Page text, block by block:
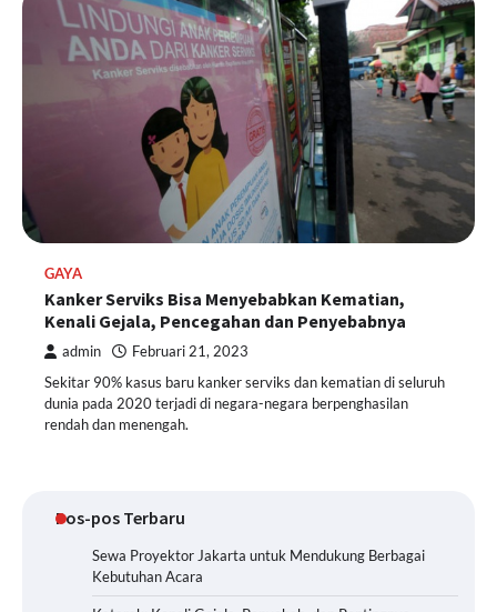
GAYA
Kanker Serviks Bisa Menyebabkan Kematian,
Kenali Gejala, Pencegahan dan Penyebabnya
admin Februari 21, 2023
Sekitar 90% kasus baru kanker serviks dan kematian di seluruh
dunia pada 2020 terjadi di negara-negara berpenghasilan
rendah dan menengah.
Pos-pos Terbaru
Sewa Proyektor Jakarta untuk Mendukung Berbagai
Kebutuhan Acara